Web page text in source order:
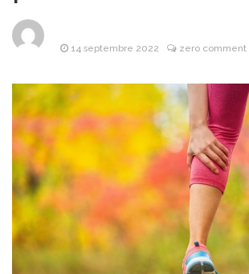
stratégique pour les
25 mars 2026
Pourquoi la
bague de mariage se porte-
t-elle à l’annulaire ?
25 mars 2026
Financière
Lafarge : L’Alliance de la
puissance industrielle et de
l’investissement d’avenir
24 mars 2026
Les Bonnes
Pratiques pour Rester
Informé Sans Se Perdre
dans les Sources
14 septembre 2022 zero comment